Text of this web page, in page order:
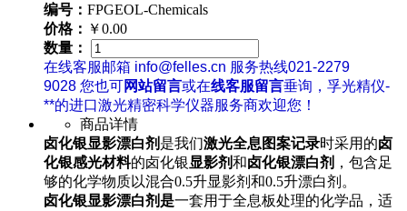
编号： FPGEOL-Chemicals
价格： ￥0.00
数量：
在线客服邮箱 info@felles.cn 服务热线021-2279
9028 您也可网站留言或在线客服留言垂询，孚光精仪-
**的进口激光精密科学仪器服务商欢迎您！
商品详情
卤化银显影漂白剂 是我们激光全息图案记录时采用的卤
化银感光材料的卤化银 显影剂和卤化银漂白剂 ，包含足
够的化学物质以混合0.5升显影剂和0.5升漂白剂。
卤化银显影漂白剂是一套用于全息板处理的化学品，适